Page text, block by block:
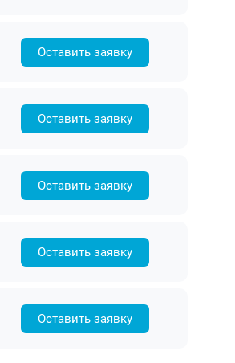
Оставить заявку
Оставить заявку
Оставить заявку
Оставить заявку
Оставить заявку